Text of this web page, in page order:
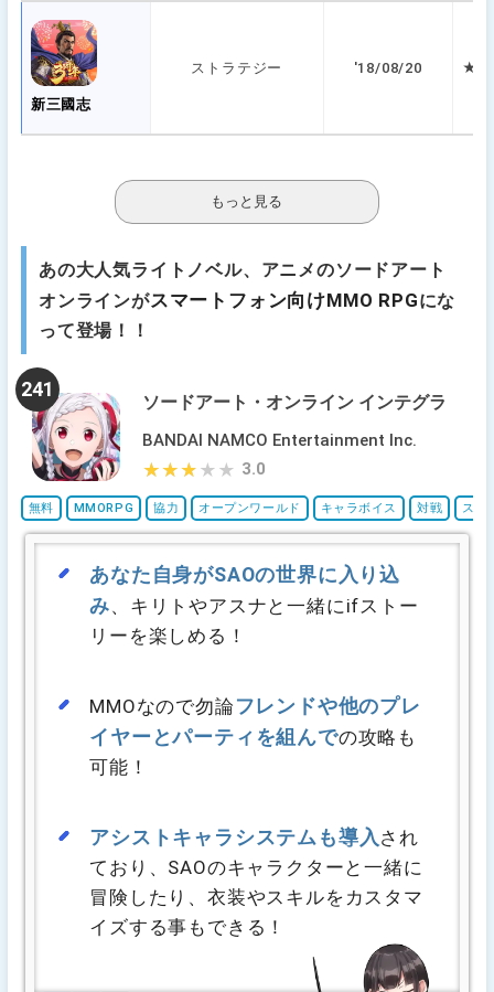
新三國志
ストラテジー '18/08/20 ★
あの大人気ライトノベル、アニメのソードアート
オンラインがスマートフォン向けMMO RPGにな
って登場！！
ソードアート・オンライン インテグラ
ル・ファクター（SAOIF）
241
BANDAI NAMCO Entertainment Inc.
無料 MMORPG 協力 オープンワールド キャラボイス 対戦 スタ
3.0
★★★★★
★★★★★
あなた自身がSAOの世界に入り込
み、キリトやアスナと一緒にifストー
リーを楽しめる！
MMOなので勿論 フレンドや他のプレ
イヤーとパーティを組んでの攻略も
可能！
アシストキャラシステムも導入 され
ており、SAOのキャラクターと一緒に
冒険したり、衣装やスキルをカスタマ
イズする事もできる！